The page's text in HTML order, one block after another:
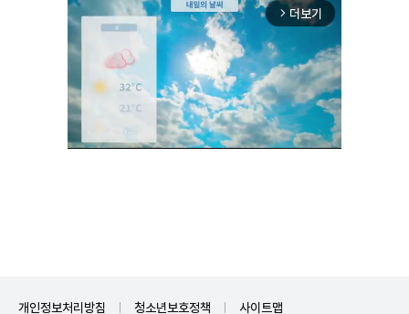
arrow_forward_ios 더보기
개인정보처리방침 청소년보호정책 사이트맵